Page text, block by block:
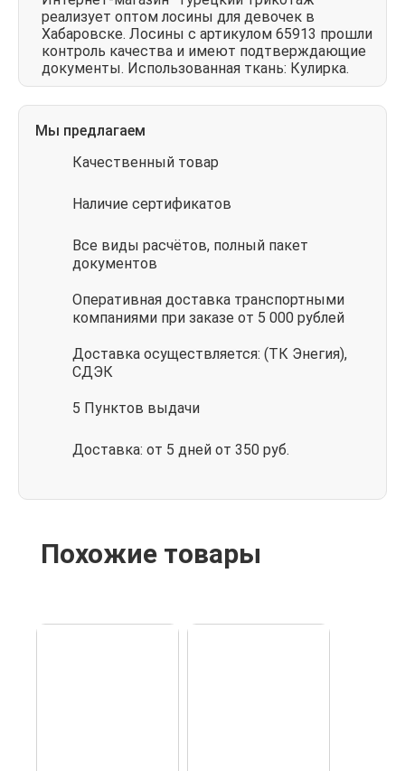
реализует оптом лосины для девочек в
Хабаровске. Лосины с артикулом 65913 прошли
контроль качества и имеют подтверждающие
документы. Использованная ткань: Кулирка.
Мы предлагаем
Качественный товар
Наличие сертификатов
Все виды расчётов, полный пакет
документов
Оперативная доставка транспортными
компаниями при заказе от 5 000 рублей
Доставка осуществляется: (ТК Энегия),
СДЭК
5 Пунктов выдачи
Доставка: от 5 дней от 350 руб.
Похожие товары